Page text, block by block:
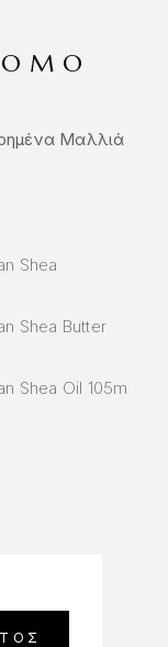
Μαλλιά
Shea
Shea Butter
Shea Oil 105m